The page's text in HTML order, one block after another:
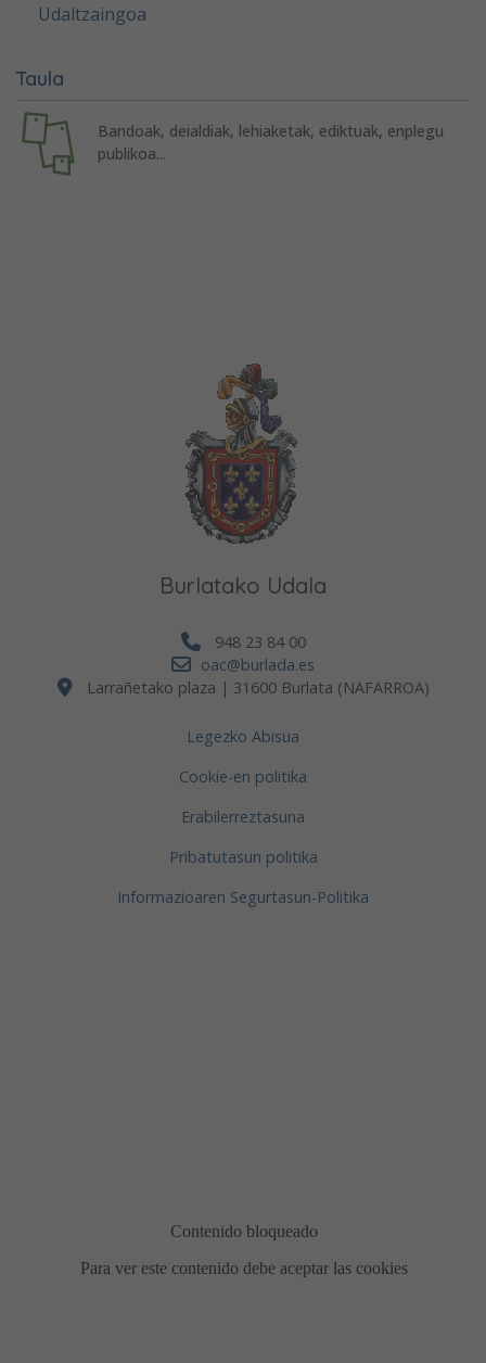
Udaltzaingoa
Taula
Bandoak, deialdiak, lehiaketak, ediktuak, enplegu
publikoa...
Burlatako Udala
948 23 84 00
oac@burlada.es
Larrañetako plaza | 31600 Burlata (NAFARROA)
Legezko Abisua
Cookie-en politika
Erabilerreztasuna
Pribatutasun politika
Informazioaren Segurtasun-Politika